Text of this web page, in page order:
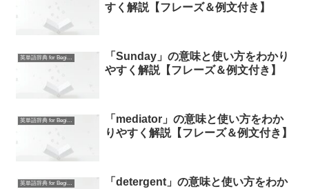
すく解説【フレーズ＆例文付き】
英単語辞典 for Beginners
「Sunday」の意味と使い方をわかり
やすく解説【フレーズ＆例文付き】
英単語辞典 for Beginners
「mediator」の意味と使い方をわか
りやすく解説【フレーズ＆例文付き】
英単語辞典 for Beginners
「detergent」の意味と使い方をわか